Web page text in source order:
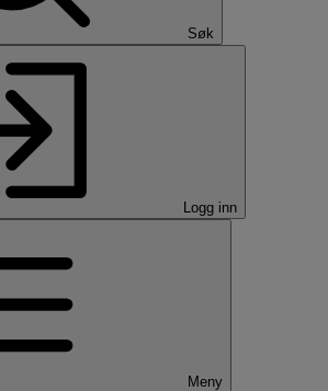
Søk
Logg inn
Meny